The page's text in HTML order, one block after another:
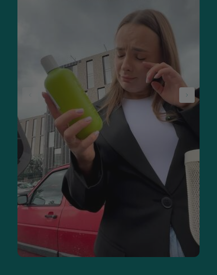
микроповреждений, устраняет раздражение и зуд,
увлажняет и питает волосы, придает им блеск и силу.
Также есть несмываемые средства из серии Detangling
роста волос. В каждой серии можно выбрать шампунь и
маску для волос. В Украине корейская косметика
продается в больших флаконах и одноразовых саше так же,
как предлагает Rated Green официальный сайт.
Где купить Rated Green?
В интернет-магазине SISTERS есть корейская косметика
Rated Green. Вы можете купить профессиональные
шампуни, маски, термозащиту, парфюмированные мисты,
несмываемые масла и спреи. В основном они
предназначены для женщин, но есть также средства для
детей и мужчин. Будьте внимательны, оформляя заказ, -
обязательно читайте описания товаров.
Чтобы быстро выбрать средства для ухода за волосами,
отфильтруйте товары по их особенностям и типу кожи
головы. Ознакомьтесь с составом, назначением и
действием косметики. Если хотите заказать несколько
товаров, посмотрите наборы из профессионального
шампуня, маски и лосьона для волос. Если набор вам не
подходит, добавьте в корзину несколько средств из одной
серии Green Rated.